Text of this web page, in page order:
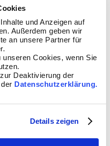
und Anzeigen auf
Außerdem geben wir
an unsere Partner für
unseren Cookies, wenn Sie
Deaktivierung der
Datenschutzerklärung.
Details zeigen
kann die Barometrische
werden. Bei dieser
gelegt. Im Mittel wird ein
der je nach Wetterlage oder